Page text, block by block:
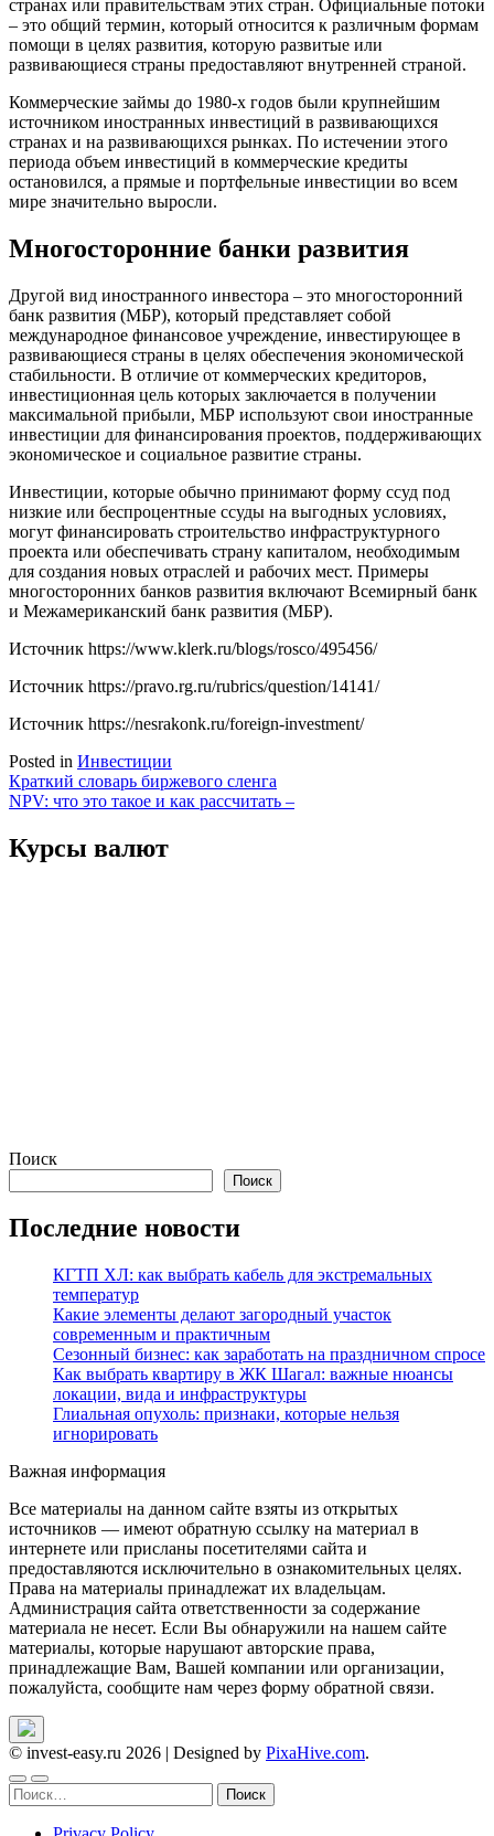
странах или правительствам этих стран. Официальные потоки
– это общий термин, который относится к различным формам
помощи в целях развития, которую развитые или
развивающиеся страны предоставляют внутренней страной.
Коммерческие займы до 1980-х годов были крупнейшим
источником иностранных инвестиций в развивающихся
странах и на развивающихся рынках. По истечении этого
периода объем инвестиций в коммерческие кредиты
остановился, а прямые и портфельные инвестиции во всем
мире значительно выросли.
Многосторонние банки развития
Другой вид иностранного инвестора – это многосторонний
банк развития (МБР), который представляет собой
международное финансовое учреждение, инвестирующее в
развивающиеся страны в целях обеспечения экономической
стабильности. В отличие от коммерческих кредиторов,
инвестиционная цель которых заключается в получении
максимальной прибыли, МБР используют свои иностранные
инвестиции для финансирования проектов, поддерживающих
экономическое и социальное развитие страны.
Инвестиции, которые обычно принимают форму ссуд под
низкие или беспроцентные ссуды на выгодных условиях,
могут финансировать строительство инфраструктурного
проекта или обеспечивать страну капиталом, необходимым
для создания новых отраслей и рабочих мест. Примеры
многосторонних банков развития включают Всемирный банк
и Межамериканский банк развития (МБР).
Источник https://www.klerk.ru/blogs/rosco/495456/
Источник https://pravo.rg.ru/rubrics/question/14141/
Источник https://nesrakonk.ru/foreign-investment/
Posted in Инвестиции
Навигация
по
записям
Краткий словарь биржевого сленга
NPV: что это такое и как рассчитать –
Курсы валют
Поиск
Поиск
Последние новости
КГТП ХЛ: как выбрать кабель для экстремальных
температур
Какие элементы делают загородный участок
современным и практичным
Сезонный бизнес: как заработать на праздничном спросе
Как выбрать квартиру в ЖК Шагал: важные нюансы
локации, вида и инфраструктуры
Глиальная опухоль: признаки, которые нельзя
игнорировать
Важная информация
Все материалы на данном сайте взяты из открытых
источников — имеют обратную ссылку на материал в
интернете или присланы посетителями сайта и
предоставляются исключительно в ознакомительных целях.
Права на материалы принадлежат их владельцам.
Администрация сайта ответственности за содержание
материала не несет. Если Вы обнаружили на нашем сайте
материалы, которые нарушают авторские права,
принадлежащие Вам, Вашей компании или организации,
пожалуйста, сообщите нам через форму обратной связи.
© invest-easy.ru 2026 | Designed by PixaHive.com.
Найти: